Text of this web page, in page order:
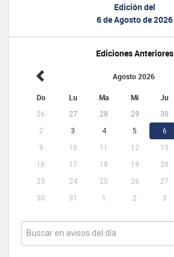
Edición del
6 de Agosto de 2026
Ediciones Anteriores
Agosto 2026
Do Lu Ma Mi Ju
26 27 28 29 30
2
3 4 5 6
9
10 11 12 13
16
17 18 19 20
23
24 25 26 27
30
31 1 2 3